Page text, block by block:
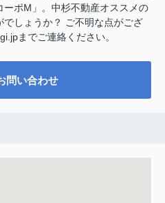
ポM」。中杉不動産オススメの
しょうか？ ご不明な点がござ
までご連絡ください。
問い合わせ